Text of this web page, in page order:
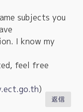
subjects you
I know my
feel free
)
返信